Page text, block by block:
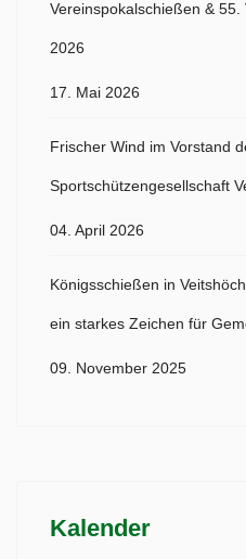
Vereinspokalschießen &
2026
17. Mai 2026
Frischer Wind im Vorstand
Sportschützengesellschaft
04. April 2026
Königsschießen in
ein starkes Zeichen für
09. November 2025
Kalender